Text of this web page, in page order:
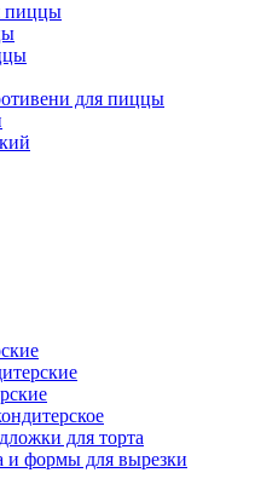
пиццы
для пиццы
для торта
и формы для вырезки